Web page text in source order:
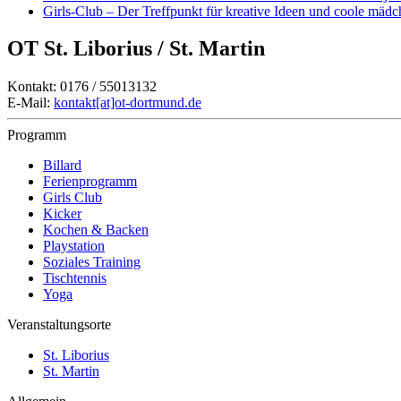
Girls-Club – Der Treffpunkt für kreative Ideen und coole
OT St. Liborius / St. Martin
Kontakt: 0176 / 55013132
E-Mail: kontakt[at]ot-dortmund.de
Programm
Billard
Ferienprogramm
Girls Club
Kicker
Kochen & Backen
Playstation
Soziales Training
Tischtennis
Yoga
Veranstaltungsorte
St. Liborius
St. Martin